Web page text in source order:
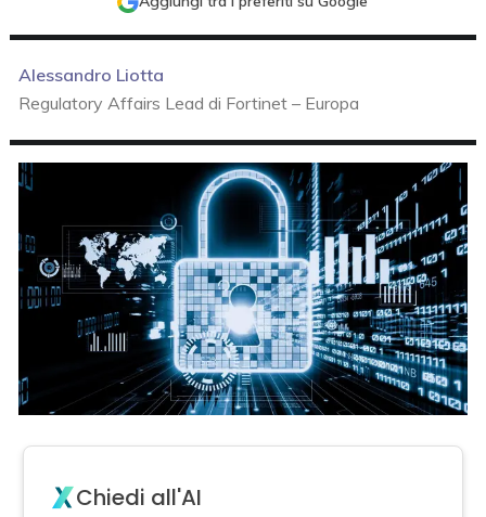
Alessandro Liotta
Regulatory Affairs Lead di Fortinet – Europa
Chiedi all'AI